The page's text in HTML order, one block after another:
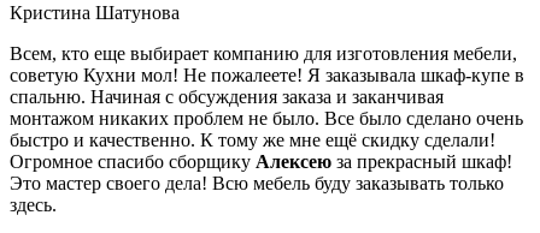
Кристина Шатунова
Всем, кто еще выбирает компанию для изготовления мебели,
советую Кухни мол! Не пожалеете! Я заказывала шкаф-купе в
спальню. Начиная с обсуждения заказа и заканчивая
монтажом никаких проблем не было. Все было сделано очень
быстро и качественно. К тому же мне ещё скидку сделали!
Огромное спасибо сборщику Алексею за прекрасный шкаф!
Это мастер своего дела! Всю мебель буду заказывать только
здесь.